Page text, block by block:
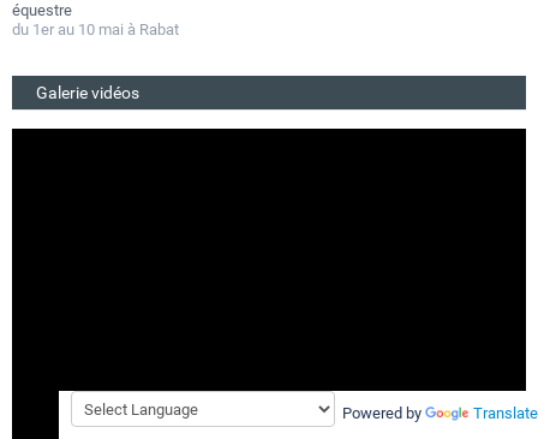
équestre
du 1er au 10 mai à Rabat
Galerie vidéos
Powered by Translate